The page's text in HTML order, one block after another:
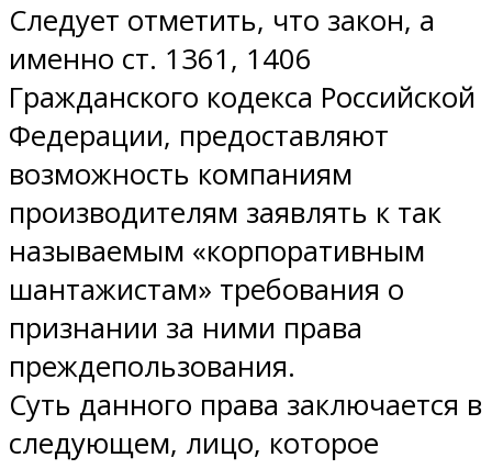
Следует отметить, что закон, а
именно ст. 1361, 1406
Гражданского кодекса Российской
Федерации, предоставляют
возможность компаниям
производителям заявлять к так
называемым «корпоративным
шантажистам» требования о
признании за ними права
преждепользования.
Суть данного права заключается в
следующем, лицо, которое